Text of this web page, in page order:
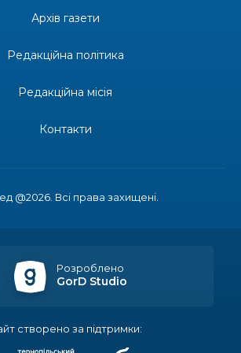
постатей Бахмута –
святом
для ВПО спростили, але з одним
@2026. Всі права захищені.
Архів газети
Редакційна політика
Редакційна місія
Контакти
Розроблено
GorD Studio
створено за підтримки: